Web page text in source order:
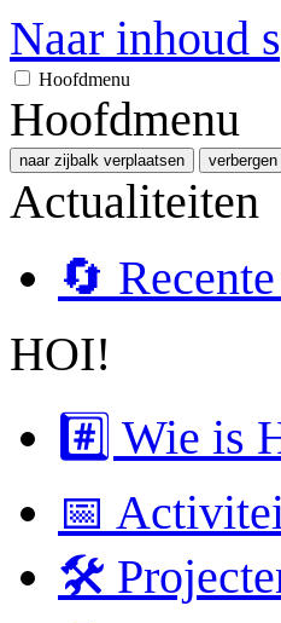
Naar inhoud
Hoofdmenu
Hoofdmenu
naar zijbalk verplaatsen verbergen
Actualiteiten
🔄
HOI!
#️⃣ Wie is
📅
🛠